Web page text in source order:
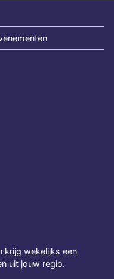
krijg wekelijks een
uit jouw regio.